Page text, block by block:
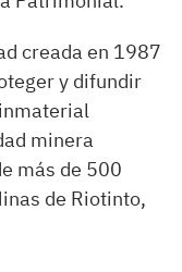
creada en 1987
y difundir
minera
más de 500
de Riotinto,